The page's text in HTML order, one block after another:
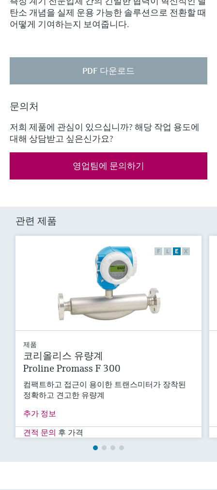
탄소 개념을 실제 운용 가능한 솔루션으로 전환할 때
어떻게 기여하는지 보여줍니다.
PDF 다운로드
문의처
저희 제품에 관심이 있으십니까? 해당 작업 용도에
대해 상담받고 싶은신가요?
영업팀에 문의하기
관련 제품
F L E X
제품
코리올리스 유량계
Proline Promass F 300
컴팩트하고 접근이 용이한 트랜스미터가 장착된
정확하고 견고한 유량계
추가 정보
견적 문의 후 가격